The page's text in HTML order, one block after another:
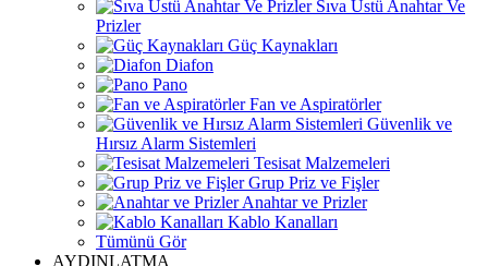
Sıva Üstü Anahtar Ve
Prizler
Güç Kaynakları
Diafon
Pano
Fan ve Aspiratörler
Güvenlik ve
Hırsız Alarm Sistemleri
Tesisat Malzemeleri
Grup Priz ve Fişler
Anahtar ve Prizler
Kablo Kanalları
Tümünü Gör
AYDINLATMA